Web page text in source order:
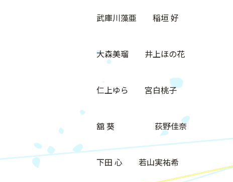
武庫川藻亜 稲垣 好
大森美瑠 井上ほの花
仁上ゆら 宮⽩桃⼦
舘 葵 荻野佳奈
下田 心 若⼭実祐希